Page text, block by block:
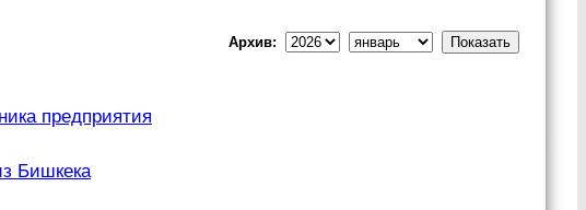
Архив:
предприятия
Бишкека